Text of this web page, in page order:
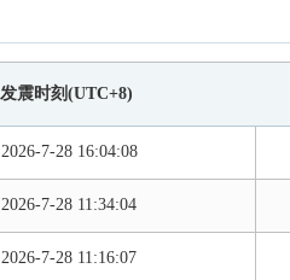
发震时刻(UTC+8)
2026-7-28 16:04:08
2026-7-28 11:34:04
2026-7-28 11:16:07